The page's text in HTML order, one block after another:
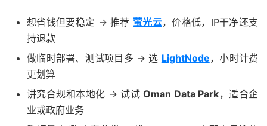
想省钱但要稳定 → 推荐 萤光云，价格低，IP干净还支
持退款
做临时部署、测试项目多 → 选 LightNode，小时计费
更划算
讲究合规和本地化 → 试试Oman Data Park，适合企
业或政府业务